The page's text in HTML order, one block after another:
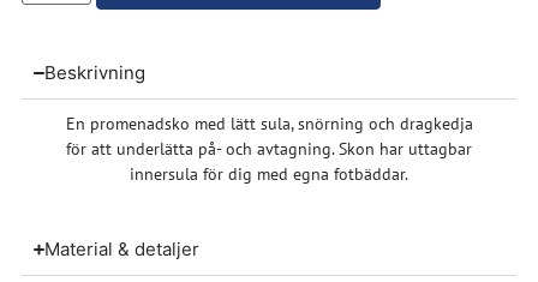
Beskrivning
En promenadsko med lätt sula, snörning och dragkedja
för att underlätta på- och avtagning. Skon har uttagbar
innersula för dig med egna fotbäddar.
Material & detaljer